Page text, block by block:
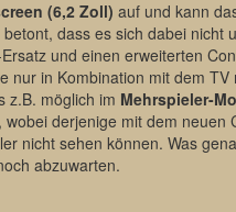
(6,2 Zoll) auf und kann
betont, dass es sich dabei nicht
und einen erweiterten
nur in Kombination mit dem
z.B. möglich im Mehrspieler-
derjenige mit dem neuen
nicht sehen können. Was
abzuwarten.